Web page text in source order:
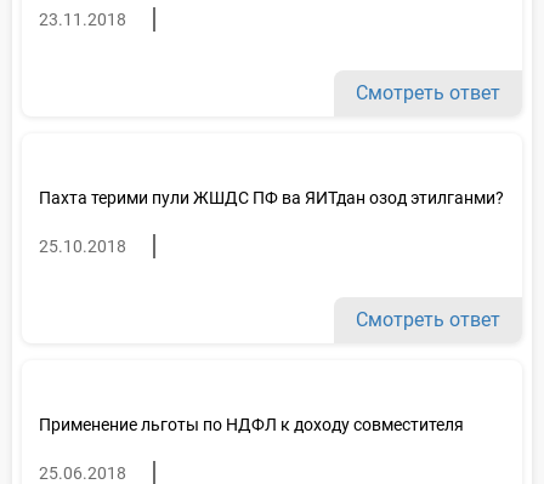
23.11.2018
Смотреть ответ
Пахта терими пули ЖШДС ПФ ва ЯИТдан озод этилганми?
25.10.2018
Смотреть ответ
Применение льготы по НДФЛ к доходу совместителя
25.06.2018